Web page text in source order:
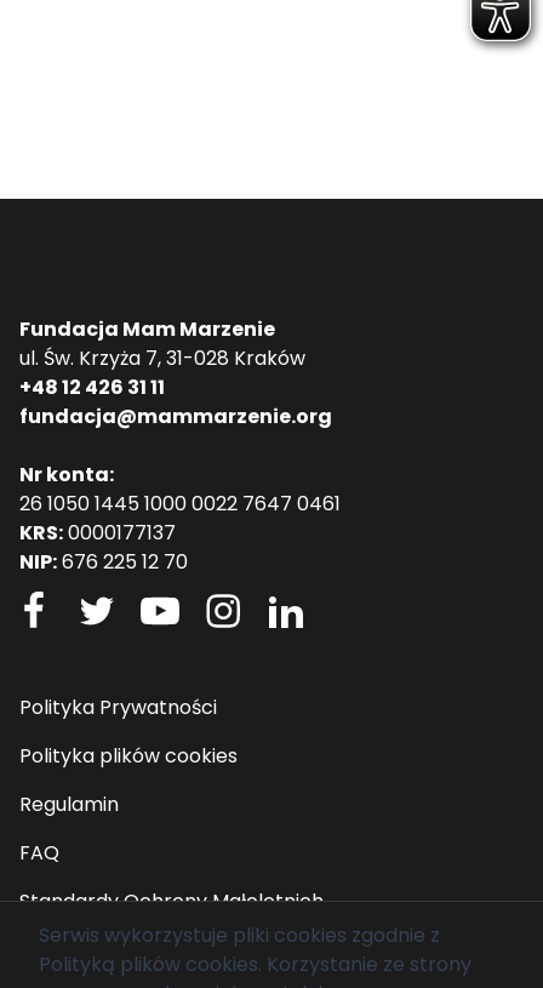
Fundacja Mam Marzenie
ul. Św. Krzyża 7, 31-028 Kraków
+48 12 426 31 11
fundacja@mammarzenie.org
Nr konta:
26 1050 1445 1000 0022 7647 0461
KRS:0000177137
NIP:676 225 12 70
Polityka Prywatności
Polityka plików cookies
Regulamin
FAQ
Standardy Ochrony Małoletnich
© 2026 Fundacja Mam Marzenie. Wszelkie prawa
Serwis wykorzystuje pliki cookies zgodnie z
Polityką plików cookies. Korzystanie ze strony